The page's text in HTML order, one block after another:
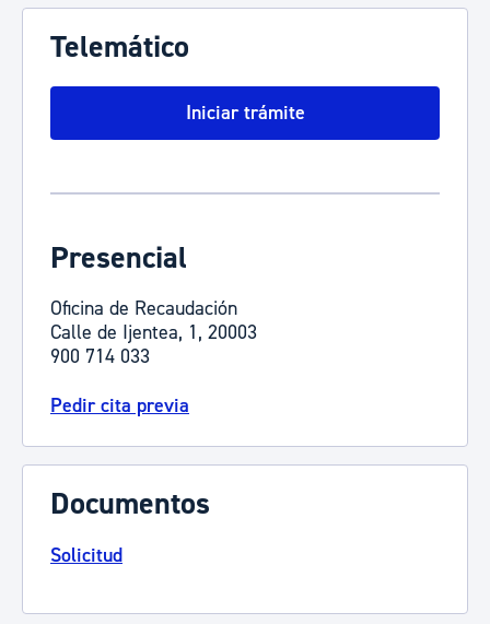
Telemático
Iniciar trámite
Presencial
Oficina de Recaudación
Calle de Ijentea, 1, 20003
900 714 033
Pedir cita previa
Documentos
Solicitud